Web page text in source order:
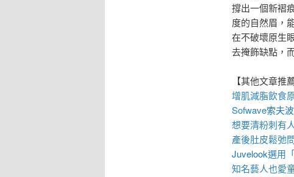
撐出一個新褶
度的自然眉，
在不破壞原生
去掩飾缺點，
【其他文章推薦
增肌減脂飲食
Sofwave索夫波
想要清粉刺有
產後肚皮鬆弛
Juvelook選用
知名藝人也愛